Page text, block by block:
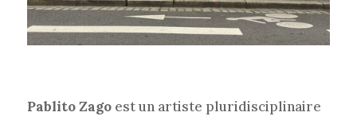
Pablito Zagoest un artiste pluridisciplinaire